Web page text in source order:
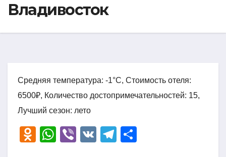
Владивосток
Средняя температура: -1°C, Стоимость отеля:
6500₽, Количество достопримечательностей: 15,
Лучший сезон: лето
O
W
Vi
V
T